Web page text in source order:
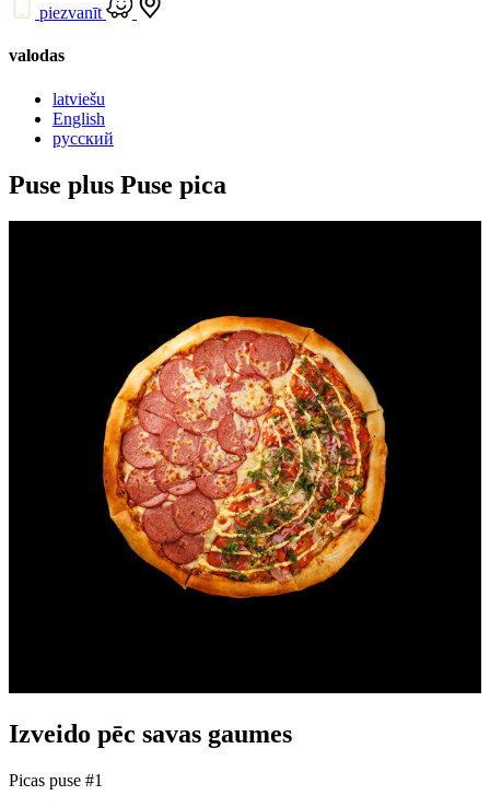
piezvanīt
valodas
latviešu
English
русский
Puse plus Puse pica
Izveido pēc savas gaumes
Picas puse #1